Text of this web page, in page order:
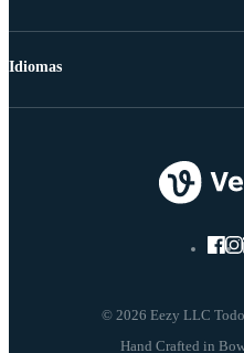
© 2026 Eezy LLC
Idiomas